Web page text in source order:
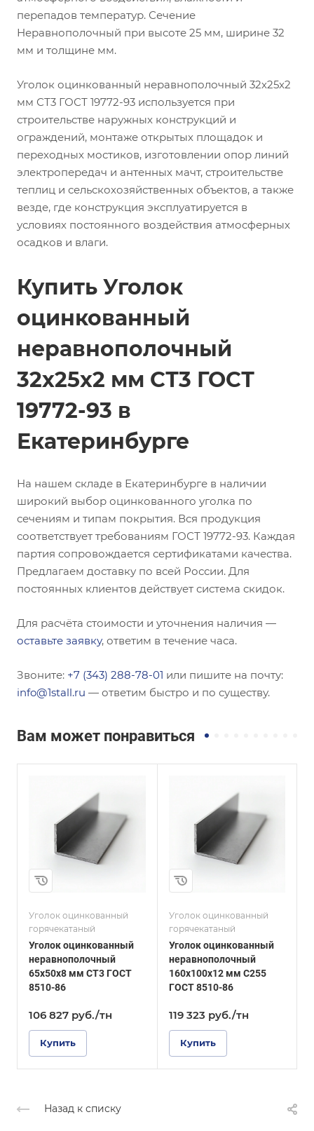
перепадов температур. Сечение
Неравнополочный при высоте 25 мм, ширине 32
мм и толщине мм.
Уголок оцинкованный неравнополочный 32х25х2
мм СТ3 ГОСТ 19772-93 используется при
строительстве наружных конструкций и
ограждений, монтаже открытых площадок и
переходных мостиков, изготовлении опор линий
электропередач и антенных мачт, строительстве
теплиц и сельскохозяйственных объектов, а также
везде, где конструкция эксплуатируется в
условиях постоянного воздействия атмосферных
осадков и влаги.
Купить Уголок
оцинкованный
неравнополочный
32х25х2 мм СТ3 ГОСТ
19772-93 в
Екатеринбурге
На нашем складе в Екатеринбурге в наличии
широкий выбор оцинкованного уголка по
сечениям и типам покрытия. Вся продукция
соответствует требованиям ГОСТ 19772-93. Каждая
партия сопровождается сертификатами качества.
Предлагаем доставку по всей России. Для
постоянных клиентов действует система скидок.
Для расчёта стоимости и уточнения наличия —
оставьте заявку, ответим в течение часа.
Звоните: +7 (343) 288-78-01 или пишите на почту:
info@1stall.ru — ответим быстро и по существу.
Вам может понравиться
Уголок оцинкованный
горячекатаный
Уголок оцинкованный
неравнополочный
65х50х8 мм СТ3 ГОСТ
8510-86
106 827 руб./тн
Купить
Неравнополочны
й
Высота, мм
100
С255
ГОСТ, ТУ
ГОСТ 8510-86
Покрытие
Оцинкованное
Уголок оцинкованный
горячекатаный
Уголок оцинкованный
неравнополочный
160х100х12 мм С255
ГОСТ 8510-86
119 323 руб./тн
Купить
Неравнополочны
й
Высота, мм
20
СТ3СП
ГОСТ, ТУ
ГОСТ 8510-86
Покрытие
Оцинкованное
Назад к списку